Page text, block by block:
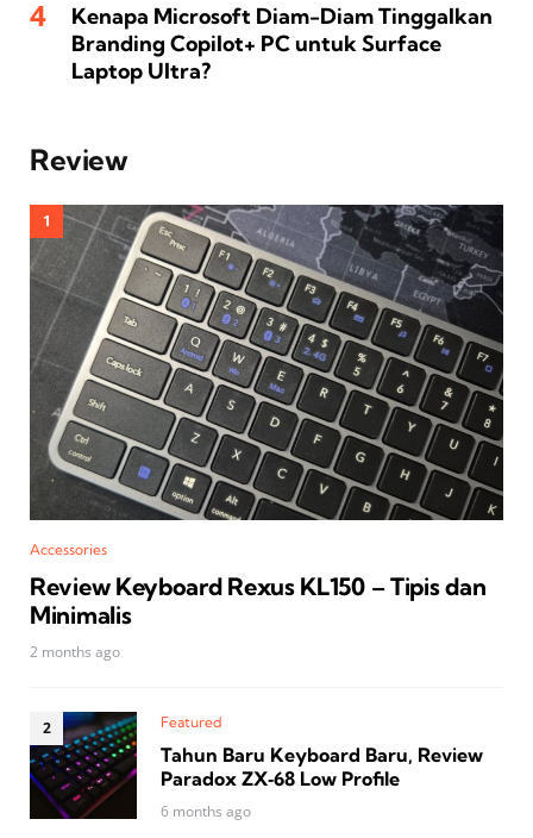
Kenapa Microsoft Diam-Diam Tinggalkan
Branding Copilot+ PC untuk Surface
Laptop Ultra?
Review
Accessories
Review Keyboard Rexus KL150 – Tipis dan
Minimalis
2 months ago
Featured
Tahun Baru Keyboard Baru, Review
Paradox ZX‑68 Low Profile
6 months ago